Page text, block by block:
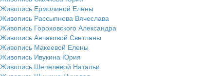
Живопись Ермолиной Елены
Живопись Рассыпнова Вячеслава
Живопись Гороховского Александра
Живопись Анчаковой Светланы
Живопись Макеевой Елены
Живопись Ивукина Юрия
Живопись Шепелевой Натальи